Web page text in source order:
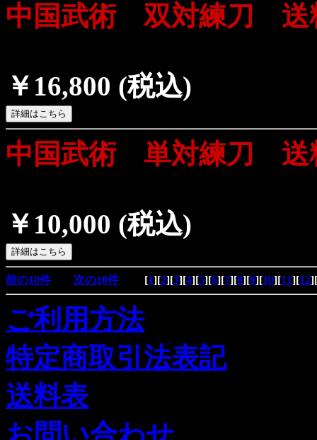
中国武術 双対練刀 送
￥16,800 (税込)
中国武術 単対練刀 送
￥10,000 (税込)
前の10件 次の10件[1][2][3][4][5][6][7][8][9][10][11][12][
ご利用方法
特定商取引法表記
送料表